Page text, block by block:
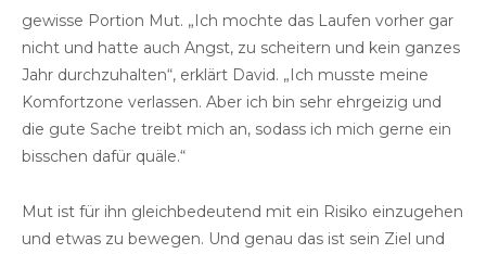
gewisse Portion Mut. „Ich mochte das Laufen vorher gar
nicht und hatte auch Angst, zu scheitern und kein ganzes
Jahr durchzuhalten“, erklärt David. „Ich musste meine
Komfortzone verlassen. Aber ich bin sehr ehrgeizig und
die gute Sache treibt mich an, sodass ich mich gerne ein
bisschen dafür quäle.“
Mut ist für ihn gleichbedeutend mit ein Risiko einzugehen
und etwas zu bewegen. Und genau das ist sein Ziel und